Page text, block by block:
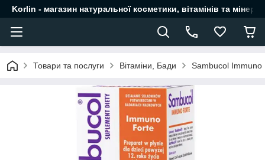
Korlin - магазин натуральної косметики, вітамінів та
Товари та послуги Вітаміни, Бади Sambucol Immuno